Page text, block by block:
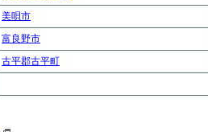
美唄市
富良野市
古平郡古平町